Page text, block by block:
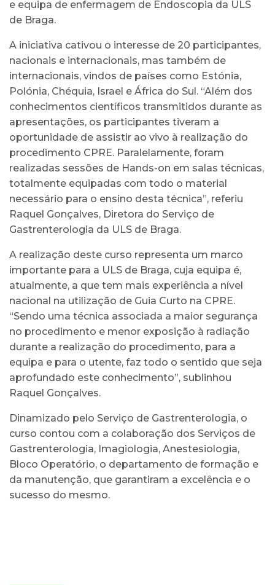
e equipa de enfermagem de Endoscopia da ULS
de Braga.
A iniciativa cativou o interesse de 20 participantes,
nacionais e internacionais, mas também de
internacionais, vindos de países como Estónia,
Polónia, Chéquia, Israel e África do Sul. “Além dos
conhecimentos científicos transmitidos durante as
apresentações, os participantes tiveram a
oportunidade de assistir ao vivo à realização do
procedimento CPRE. Paralelamente, foram
realizadas sessões de Hands-on em salas técnicas,
totalmente equipadas com todo o material
necessário para o ensino desta técnica”, referiu
Raquel Gonçalves, Diretora do Serviço de
Gastrenterologia da ULS de Braga.
A realização deste curso representa um marco
importante para a ULS de Braga, cuja equipa é,
atualmente, a que tem mais experiência a nível
nacional na utilização de Guia Curto na CPRE.
“Sendo uma técnica associada a maior segurança
no procedimento e menor exposição à radiação
durante a realização do procedimento, para a
equipa e para o utente, faz todo o sentido que seja
aprofundado este conhecimento”, sublinhou
Raquel Gonçalves.
Dinamizado pelo Serviço de Gastrenterologia, o
curso contou com a colaboração dos Serviços de
Gastrenterologia, Imagiologia, Anestesiologia,
Bloco Operatório, o departamento de formação e
da manutenção, que garantiram a excelência e o
sucesso do mesmo.